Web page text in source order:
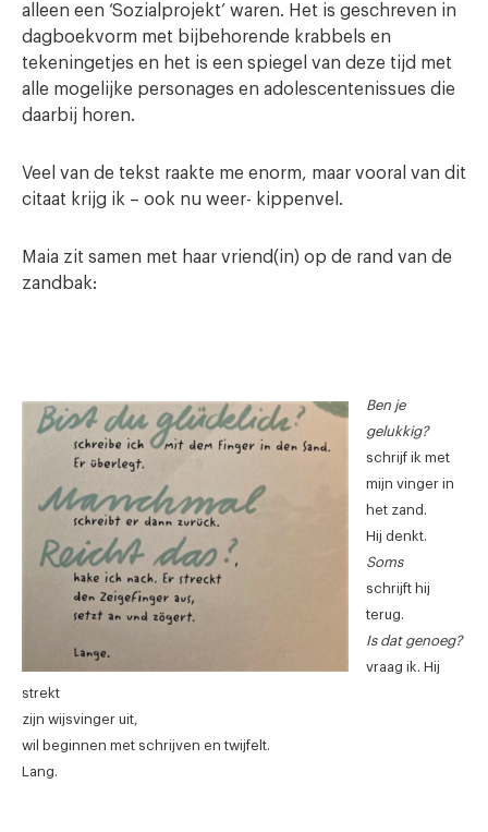
alleen een ‘Sozialprojekt’ waren. Het is geschreven in
dagboekvorm met bijbehorende krabbels en
tekeningetjes en het is een spiegel van deze tijd met
alle mogelijke personages en adolescentenissues die
daarbij horen.
Veel van de tekst raakte me enorm, maar vooral van dit
citaat krijg ik – ook nu weer- kippenvel.
Maia zit samen met haar vriend(in) op de rand van de
zandbak:
Ben je
gelukkig?
schrijf ik met
mijn vinger in
het zand.
Hij denkt.
Soms
schrijft hij
terug.
Is dat genoeg?
vraag ik. Hij
strekt
zijn wijsvinger uit,
wil beginnen met schrijven en twijfelt.
Lang.